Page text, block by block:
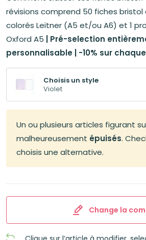
était :
12,55€.
est :
11,30€.
révisions comprend 50 fiches bristol
colorés Leitner (A5 et/ou A6) et 1
Oxford A5
Pré-selection
personnalisable | -10% sur
Choisis un style
Violet
Un ou plusieurs articles figurant
malheureusement épuisés.
choisis une alternative.
Change la